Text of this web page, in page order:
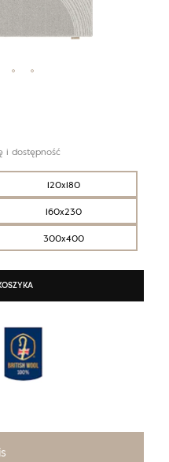
120x180
160x230
300x400
i dostępność